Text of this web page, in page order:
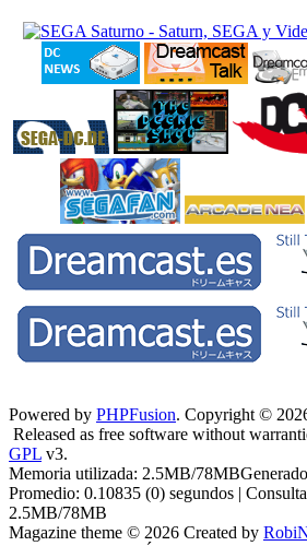
Powered by PHPFusion. Copyright ©
Released as free software without
GPL v3.
Memoria utilizada: 2.5MB/
Promedio: 0.10835 (0) segundos |
2.5MB/78MB
Magazine theme © 2026 Created by